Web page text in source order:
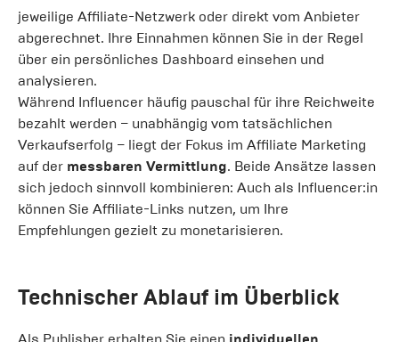
jeweilige Affiliate-Netzwerk oder direkt vom Anbieter
abgerechnet. Ihre Einnahmen können Sie in der Regel
über ein persönliches Dashboard einsehen und
analysieren.
Während Influencer häufig pauschal für ihre Reichweite
bezahlt werden – unabhängig vom tatsächlichen
Verkaufserfolg – liegt der Fokus im Affiliate Marketing
auf der messbaren Vermittlung. Beide Ansätze lassen
sich jedoch sinnvoll kombinieren: Auch als Influencer:in
können Sie Affiliate-Links nutzen, um Ihre
Empfehlungen gezielt zu monetarisieren.
Technischer Ablauf im Überblick